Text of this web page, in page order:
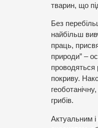
тварин, що
Без
найбільш
праць,
природи” –
проводяться
покриву.
грибів.
Актуальним